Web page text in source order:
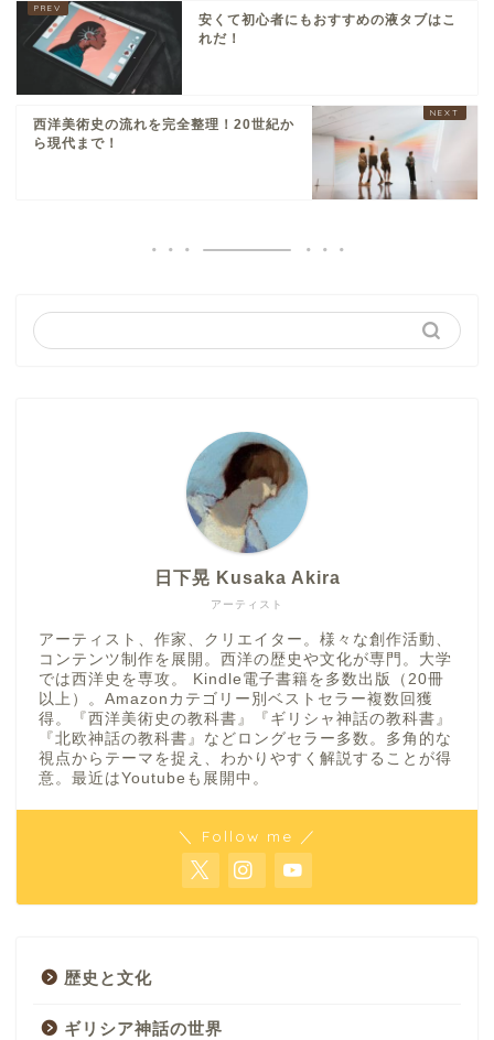
安くて初心者にもおすすめの液タブはこ
れだ！
西洋美術史の流れを完全整理！20世紀か
ら現代まで！
アーティスト
日下晃 Kusaka Akira
アーティスト、作家、クリエイター。様々な創作活動、
コンテンツ制作を展開。西洋の歴史や文化が専門。大学
では西洋史を専攻。 Kindle電子書籍を多数出版（20冊
以上）。Amazonカテゴリー別ベストセラー複数回獲
得。『西洋美術史の教科書』『ギリシャ神話の教科書』
『北欧神話の教科書』などロングセラー多数。多角的な
視点からテーマを捉え、わかりやすく解説することが得
意。最近はYoutubeも展開中。
＼ Follow me ／
歴史と文化
ギリシア神話の世界